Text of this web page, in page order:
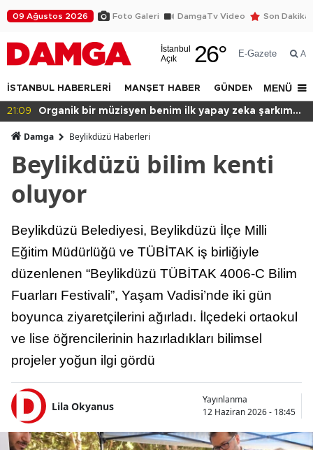
09 Ağustos 2026 Foto Galeri DamgaTv Video Son Dakika
İstanbul
Açık
26° E-Gazete Ara
İSTANBUL HABERLERİ MANŞET HABER GÜNDEM DÜNYA
MENÜ
20:49 Başkan var binası yok!
Damga Beylikdüzü Haberleri
Beylikdüzü bilim kenti
oluyor
Beylikdüzü Belediyesi, Beylikdüzü İlçe Milli
Eğitim Müdürlüğü ve TÜBİTAK iş birliğiyle
düzenlenen “Beylikdüzü TÜBİTAK 4006-C Bilim
Fuarları Festivali”, Yaşam Vadisi’nde iki gün
boyunca ziyaretçilerini ağırladı. İlçedeki ortaokul
ve lise öğrencilerinin hazırladıkları bilimsel
projeler yoğun ilgi gördü
Lila Okyanus
Yayınlanma
12 Haziran 2026 - 18:45